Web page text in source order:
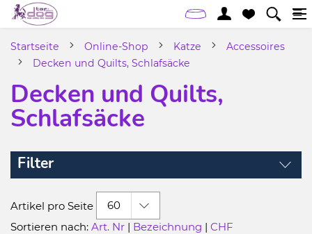
Startseite Online-Shop Katze
Accessoires
Decken und Quilts, Schlafsäcke
Decken und Quilts,
Schlafsäcke
Filter
Artikel pro Seite
60
Sortieren nach: Art. Nr | Bezeichnung | CHF